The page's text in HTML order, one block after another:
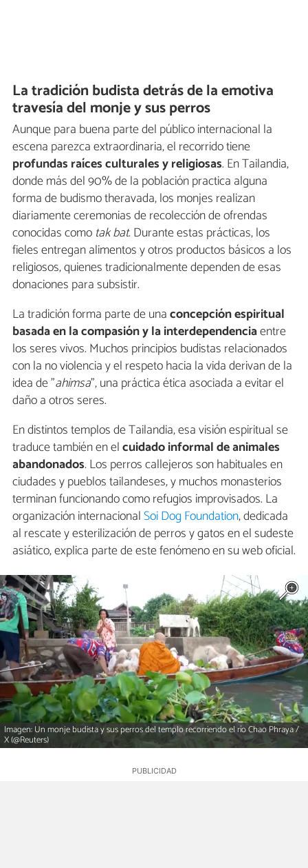
La tradición budista detrás de la emotiva
travesía del monje y sus perros
Aunque para buena parte del público internacional la
escena parezca extraordinaria, el recorrido tiene
profundas raíces culturales y religiosas. En Tailandia,
donde más del 90% de la población practica alguna
forma de budismo theravada, los monjes realizan
diariamente ceremonias de recolección de ofrendas
conocidas como tak bat. Durante estas prácticas, los
fieles entregan alimentos y otros productos básicos a los
religiosos, quienes tradicionalmente dependen de esas
donaciones para subsistir.
La tradición forma parte de unaconcepción espiritual
basada en la compasión y la interdependenciaentre
los seres vivos. Muchos principios budistas relacionados
con la no violencia y el respeto hacia la vida derivan de la
idea de "ahimsa", una práctica ética asociada a evitar el
daño a otros seres.
En distintos templos de Tailandia, esa visión espiritual se
traduce también en elcuidado informal de animales
abandonados. Los perros callejeros son habituales en
ciudades y pueblos tailandeses, y muchos monasterios
terminan funcionando como refugios improvisados. La
organización internacionalSoi Dog Foundation, dedicada
al rescate y esterilización de perros y gatos en el sudeste
asiático, explica parte de este fenómeno en su web oficial.
Imagen: Un monje budista y sus perros del templo recorriendo el río Chao Phraya /
X (@Reuters)